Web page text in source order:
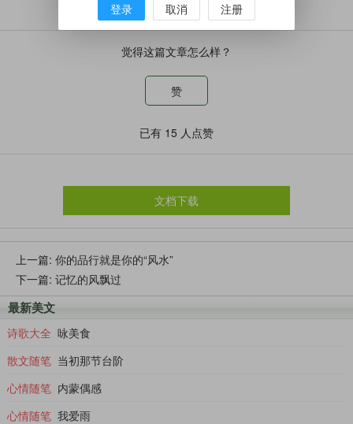
觉得这篇文章怎么样？
赞
已有 15 人点赞
文档下载
上一篇: 你的品行就是你的“风水”
下一篇: 记忆的风飘过
最新美文
诗歌大全 咏美食
散文随笔 当初那节台阶
心情随笔 内蒙偶感
心情随笔 我爱雨
登录 取消 注册